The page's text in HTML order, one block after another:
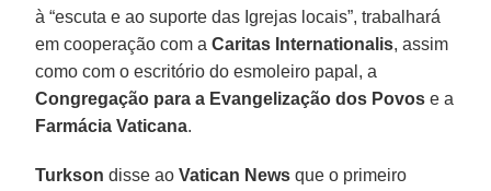
à “escuta e ao suporte das Igrejas locais”, trabalhará
em cooperação com aCaritas Internationalis, assim
como com o escritório do esmoleiro papal, a
Congregação para a Evangelização dos Povos e a
Farmácia Vaticana.
Turkson disse aoVatican News que o primeiro